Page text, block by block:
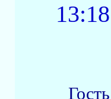
13:18
Гость